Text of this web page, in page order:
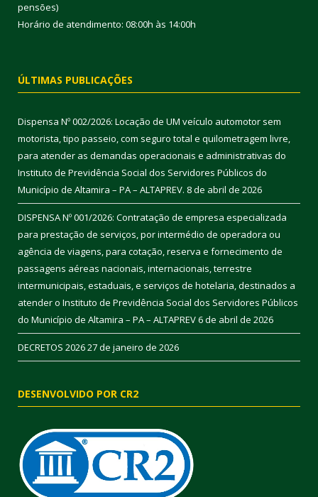
pensões)
Horário de atendimento: 08:00h às 14:00h
ÚLTIMAS PUBLICAÇÕES
Dispensa Nº 002/2026: Locação de UM veículo automotor sem
motorista, tipo passeio, com seguro total e quilometragem livre,
para atender as demandas operacionais e administrativas do
Instituto de Previdência Social dos Servidores Públicos do
Município de Altamira – PA – ALTAPREV. 8 de abril de 2026
DISPENSA Nº 001/2026: Contratação de empresa especializada
para prestação de serviços, por intermédio de operadora ou
agência de viagens, para cotação, reserva e fornecimento de
passagens aéreas nacionais, internacionais, terrestre
intermunicipais, estaduais, e serviços de hotelaria, destinados a
atender o Instituto de Previdência Social dos Servidores Públicos
do Município de Altamira – PA – ALTAPREV6 de abril de 2026
DECRETOS 202627 de janeiro de 2026
DESENVOLVIDO POR CR2